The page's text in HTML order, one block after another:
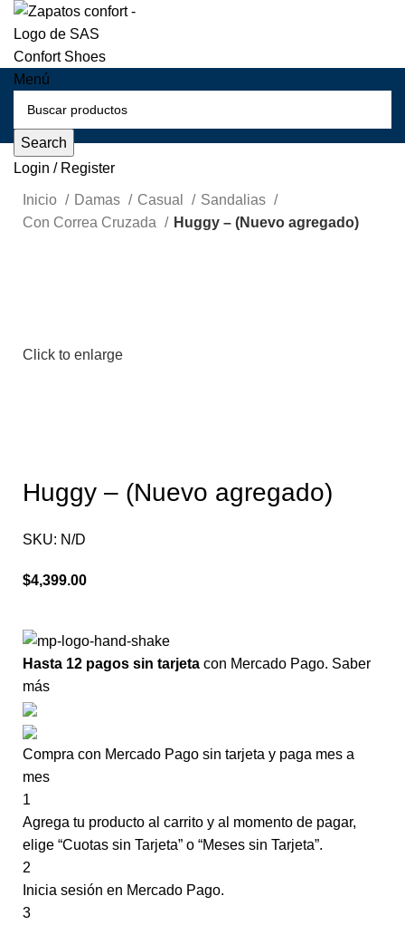
Menú
Search
Login / Register
Inicio Damas Casual
Sandalias
Con Correa Cruzada
Huggy – (Nuevo agregado)
Click to enlarge
Huggy – (Nuevo agregado)
SKU: N/D
$4,399.00
Hasta 12 pagos sin tarjeta con Mercado Pago. Saber
más
Compra con Mercado Pago sin tarjeta y paga mes a
mes
1
Agrega tu producto al carrito y al momento de pagar,
elige “Cuotas sin Tarjeta” o “Meses sin Tarjeta”.
2
Inicia sesión en Mercado Pago.
3